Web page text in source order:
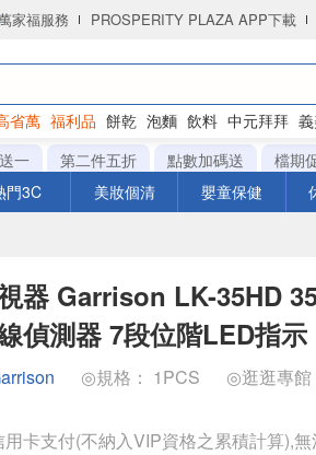
家福服務 PROSPERITY PLAZA APP下載
省萬 福利品 餅乾 泡麵 飲料 中元拜拜
一 第二件五折 點數加碼送 檔期
門3C 美妝個清 嬰童保健
器 Garrison LK-35HD
偵測器 7段位階LED指示
◎規格： 1PCS ◎逛逛專館
卡支付(不納入VIP資格之累積計算),